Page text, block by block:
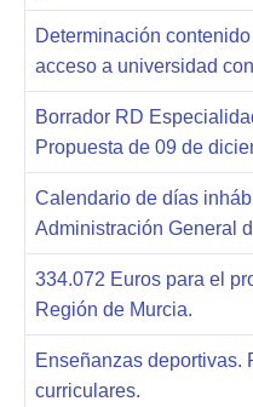
Determinación
acceso a universidad
Borrador RD
Propuesta de 09 de
Calendario de días
Administración General
334.072 Euros para el
Región de Murcia.
Enseñanzas deportivas.
curriculares.